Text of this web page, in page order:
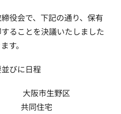
役会で、下記の通り、保有
ることを決議いたしました
す。
びに日程
大阪市生野区
同住宅